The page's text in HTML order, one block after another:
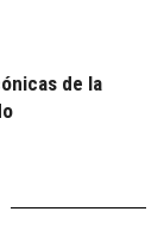
de la